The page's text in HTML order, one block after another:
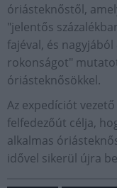
óriásteknőstől,
"jelentős
fajéval, és nagyjából
rokonságot"
óriásteknősökkel.
Az expedíciót
felfedezőút célja,
alkalmas
idővel sikerül újra